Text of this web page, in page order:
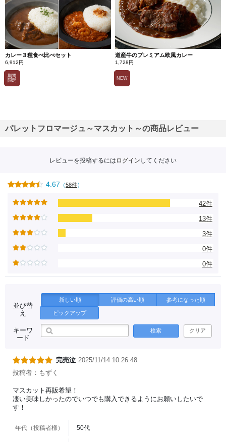
カレー３種食べ比べセット
6,912円
期間
限定
道産牛のプレミアム欧風カレー
1,728円
NEW
パレットフロマージュ～マスカット～の商品レビュー
レビューを投稿するには ログイン してください
4.67 （58件）
42件
13件
3件
0件
0件
並び替
え
新しい順 評価の高い順 参考になった順
ピックアップ
キーワ
ード
検索 クリア
完売泣 2025/11/14 10:26:48
投稿者：もずく
マスカット再販希望！
凄い美味しかったのでいつでも購入できるようにお願いしたいで
す！
年代（投稿者様） 50代